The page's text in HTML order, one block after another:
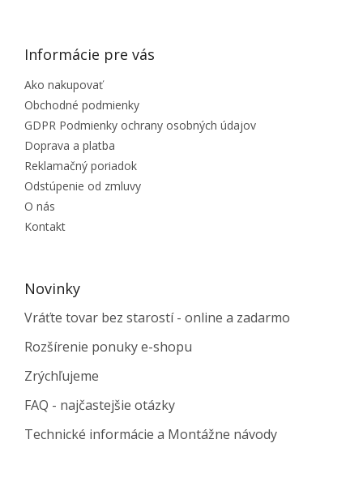
Informácie pre vás
Ako nakupovať
Obchodné podmienky
GDPR Podmienky ochrany osobných údajov
Doprava a platba
Reklamačný poriadok
Odstúpenie od zmluvy
O nás
Kontakt
Novinky
Vráťte tovar bez starostí - online a zadarmo
Rozšírenie ponuky e-shopu
Zrýchľujeme
FAQ - najčastejšie otázky
Technické informácie a Montážne návody